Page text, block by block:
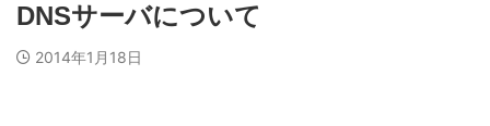
DNSサーバについて
2014年1月18日